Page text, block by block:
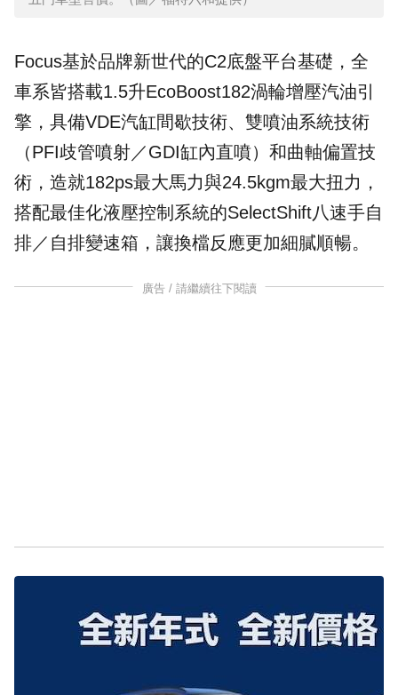
Focus基於品牌新世代的C2底盤平台基礎，全
車系皆搭載1.5升EcoBoost182渦輪增壓汽油引
擎，具備VDE汽缸間歇技術、雙噴油系統技術
（PFI歧管噴射／GDI缸內直噴）和曲軸偏置技
術，造就182ps最大馬力與24.5kgm最大扭力，
搭配最佳化液壓控制系統的SelectShift八速手自
排／自排變速箱，讓換檔反應更加細膩順暢。
廣告 / 請繼續往下閱讀